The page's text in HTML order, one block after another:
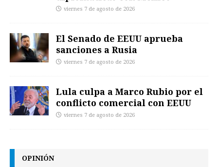
viernes 7 de agosto de 2026
El Senado de EEUU aprueba
sanciones a Rusia
viernes 7 de agosto de 2026
Lula culpa a Marco Rubio por el
conflicto comercial con EEUU
viernes 7 de agosto de 2026
OPINIÓN